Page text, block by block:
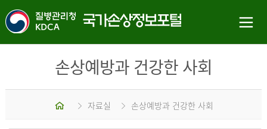
손상예방과 건강한 사회
홈 자료실 손상예방과 건강한 사회